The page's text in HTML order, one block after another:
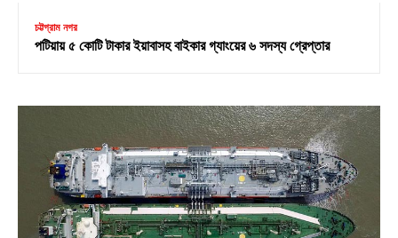
চট্টগ্রাম নগর
পটিয়ায় ৫ কোটি টাকার ইয়াবাসহ বাইকার গ্যাংয়ের ৬ সদস্য গ্রেপ্তার